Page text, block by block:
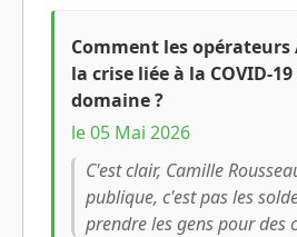
Comment les opérateurs
la crise liée à la COVID-
domaine ?
le 05 Mai 2026
C'est clair, Camille
publique, c'est pas les
prendre les gens pour des